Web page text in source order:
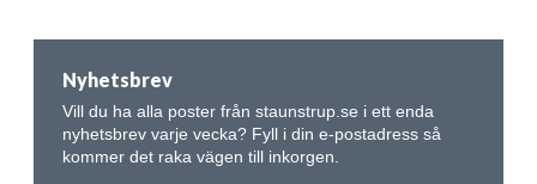
Nyhetsbrev
Vill du ha alla poster från staunstrup.se i ett enda
nyhetsbrev varje vecka? Fyll i din e-postadress så
kommer det raka vägen till inkorgen.